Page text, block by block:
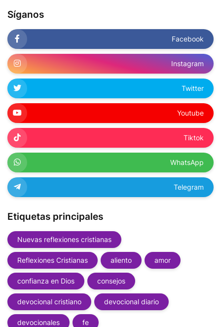
Síganos
Facebook
Instagram
Twitter
Youtube
Tiktok
WhatsApp
Telegram
Etiquetas principales
Nuevas reflexiones cristianas
Reflexiones Cristianas aliento amor
confianza en Dios consejos
devocional cristiano devocional diario
devocionales fe